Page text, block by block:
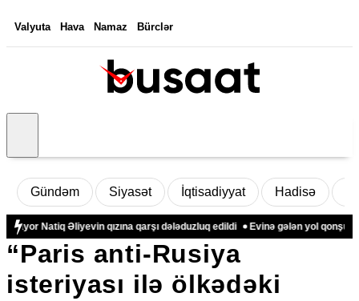
Valyuta Hava Namaz Bürclər
Gündəm Siyasət İqtisadiyyat Hadisə
Natiq Əliyevin qızına qarşı dələduzluq edildi Evinə gələn yol qonşusu
“Paris anti-Rusiya
isteriyası ilə ölkədəki